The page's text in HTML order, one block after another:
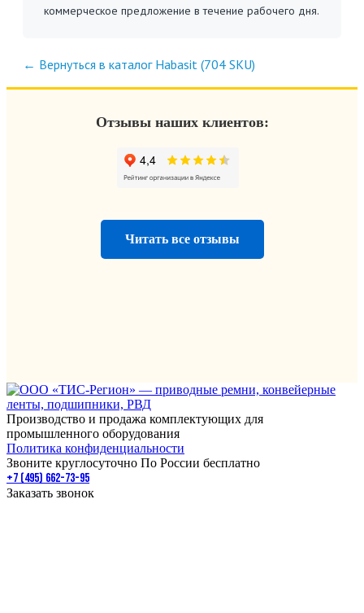
коммерческое предложение в течение рабочего дня.
← Вернуться в каталог Habasit (704 SKU)
Отзывы наших клиентов:
Читать все отзывы
Производство и продажа комплектующих для
промышленного оборудования
Политика конфиденциальности
Звоните круглосуточно По России бесплатно
+7 (495) 662-73-95
Заказать звонок